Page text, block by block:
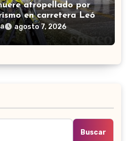
atropellado por
en carretera León-
Rincón
agosto 7, 2026
Buscar